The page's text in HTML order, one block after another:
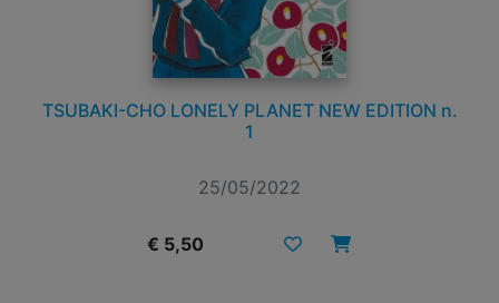
TSUBAKI-CHO LONELY PLANET NEW EDITION n.
1
25/05/2022
€ 5,50